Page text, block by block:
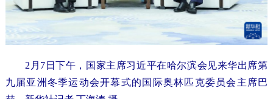
2月7日下午，国家主席习近平在哈尔滨会见来华出席第
九届亚洲冬季运动会开幕式的国际奥林匹克委员会主席巴